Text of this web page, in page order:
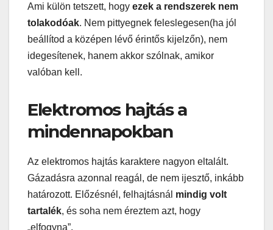
Ami külön tetszett, hogy ezek a rendszerek nem
tolakodóak. Nem pittyegnek feleslegesen(ha jól
beállítod a középen lévő érintős kijelzőn), nem
idegesítenek, hanem akkor szólnak, amikor
valóban kell.
Elektromos hajtás a
mindennapokban
Az elektromos hajtás karaktere nagyon eltalált.
Gázadásra azonnal reagál, de nem ijesztő, inkább
határozott. Előzésnél, felhajtásnál mindig volt
tartalék, és soha nem éreztem azt, hogy
„elfogyna”.